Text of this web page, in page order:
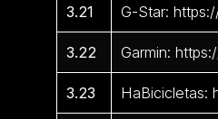
3.21 G-Star:
3.22 Garmin:
3.23 HaBicicletas: